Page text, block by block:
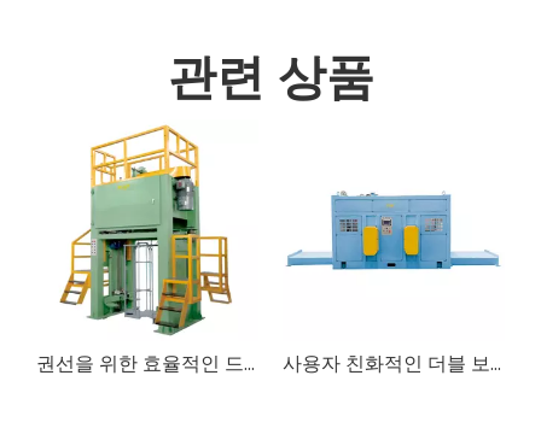
관련 상품
권선을 위한 효율적인 드롭 코일러 기계 사용자 친화적인 더블 보빈 스풀러